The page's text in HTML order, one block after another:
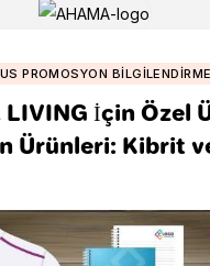
PROMOSYON BILGILENDIRME
LIVING İçin Özel
Ürünleri: Kibrit